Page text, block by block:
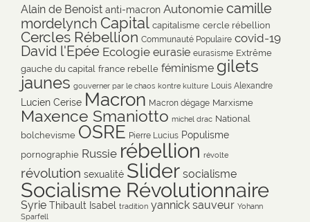
Alain de Benoist anti-macron Autonomie camille
mordelynch Capital capitalisme cercle rébellion
Cercles Rébellion Communauté Populaire covid-19
David l'Epée Ecologie eurasie eurasisme Extrême
gauche du capital france rebelle féminisme gilets
jaunes gouverner par le chaos kontre kulture Louis Alexandre
Lucien Cerise Macron Macron dégage Marxisme
Maxence Smaniotto michel drac National
bolchevisme OSRE Pierre Lucius Populisme
pornographie Russie rébellion révolte
révolution sexualité Slider socialisme
Socialisme Révolutionnaire
Syrie Thibault Isabel tradition yannick sauveur Yohann
Sparfell